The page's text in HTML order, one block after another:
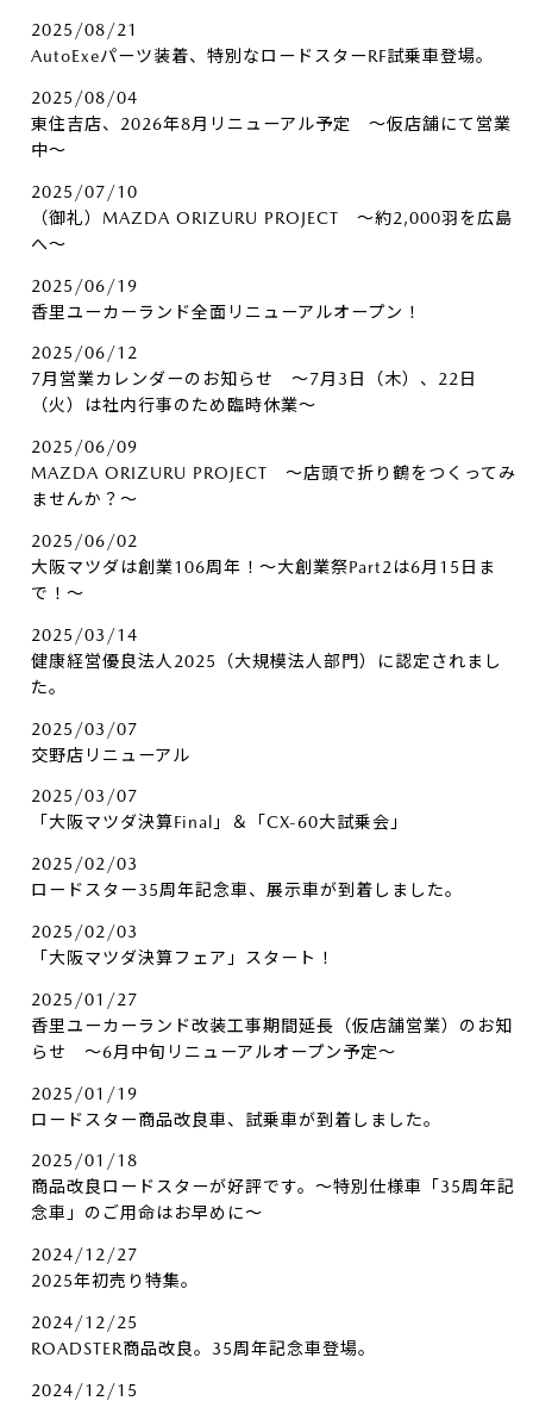
2025/08/21
AutoExeパーツ装着、特別なロードスターRF試乗車登場。
2025/08/04
東住吉店、2026年8月リニューアル予定 ～仮店舗にて営業
中～
2025/07/10
（御礼）MAZDA ORIZURU PROJECT ～約2,000羽を広島
へ～
2025/06/19
香里ユーカーランド全面リニューアルオープン！
2025/06/12
7月営業カレンダーのお知らせ ～7月3日（木）、22日
（火）は社内行事のため臨時休業～
2025/06/09
MAZDA ORIZURU PROJECT ～店頭で折り鶴をつくってみ
ませんか？～
2025/06/02
大阪マツダは創業106周年！～大創業祭Part2は6月15日ま
で！～
2025/03/14
健康経営優良法人2025（大規模法人部門）に認定されまし
た。
2025/03/07
交野店リニューアル
2025/03/07
「大阪マツダ決算Final」＆「CX-60大試乗会」
2025/02/03
ロードスター35周年記念車、展示車が到着しました。
2025/02/03
「大阪マツダ決算フェア」スタート！
2025/01/27
香里ユーカーランド改装工事期間延長（仮店舗営業）のお知
らせ ～6月中旬リニューアルオープン予定～
2025/01/19
ロードスター商品改良車、試乗車が到着しました。
2025/01/18
商品改良ロードスターが好評です。～特別仕様車「35周年記
念車」のご用命はお早めに～
2024/12/27
2025年初売り特集。
2024/12/25
ROADSTER商品改良。35周年記念車登場。
2024/12/15